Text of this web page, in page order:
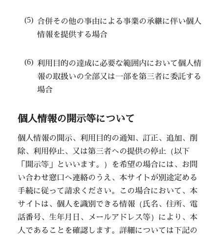
合併その他の事由による事業の承継に伴い個人
情報を提供する場合
利用目的の達成に必要な範囲内において個人情
報の取扱いの全部又は一部を第三者に委託する
場合
個人情報の開示等について
個人情報の開示、利用目的の通知、訂正、追加、削
除、利用停止、又は第三者への提供の停止（以下
「開示等」といいます。）を希望の場合には、お問
い合わせ窓口へ連絡のうえ、本サイトが別途定める
手続に従って請求ください。この場合において、本
サイトは、個人を識別できる情報（氏名、住所、電
話番号、生年月日、メールアドレス等）により、本
人であることを確認します。詳細については下記の